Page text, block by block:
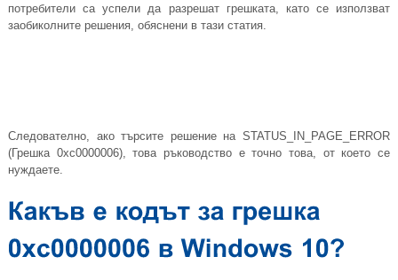
потребители са успели да разрешат грешката, като се използват
заобиколните решения, обяснени в тази статия.
Следователно, ако търсите решение на STATUS_IN_PAGE_ERROR
(Грешка 0xc0000006), това ръководство е точно това, от което се
нуждаете.